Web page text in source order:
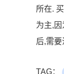
所在.
为主,
后,需
TAG：